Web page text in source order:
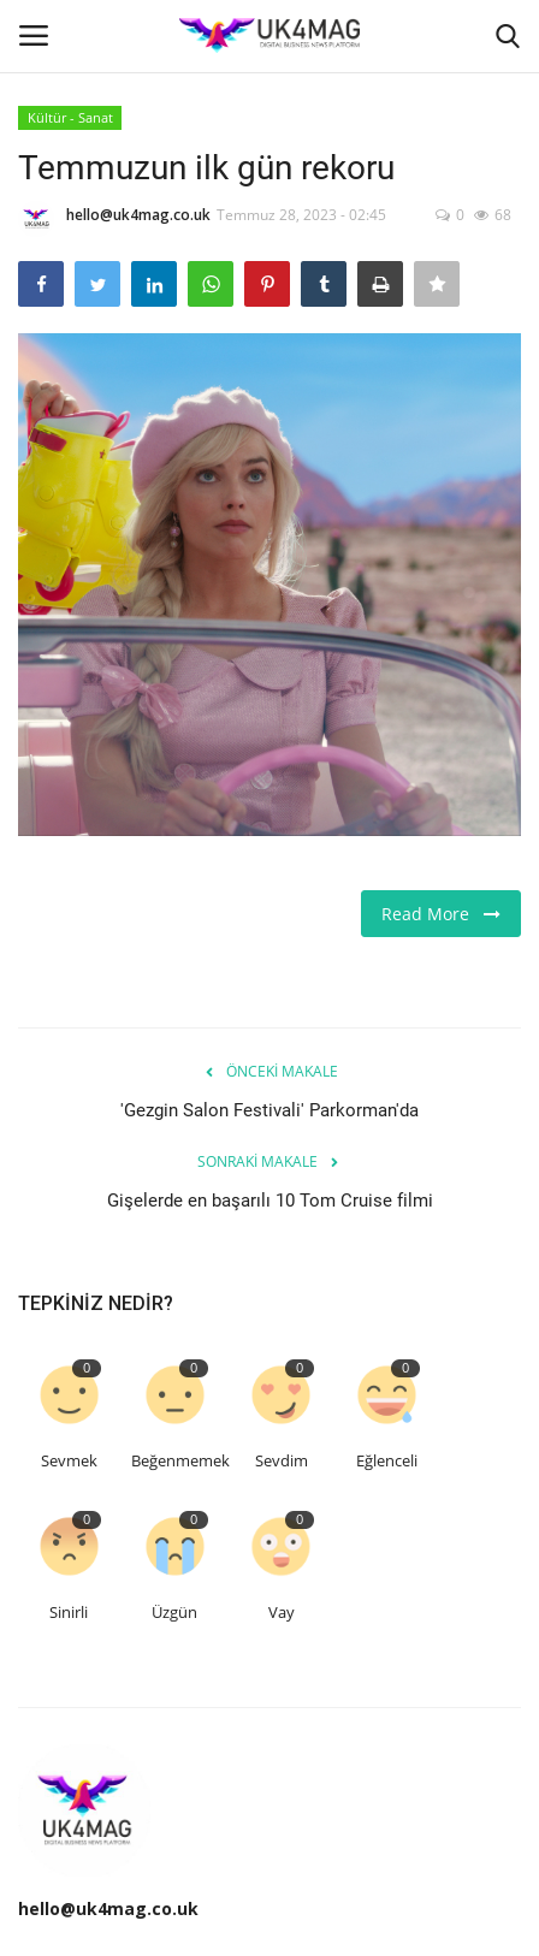
Ana Sayfa
TVNET
TOPLUM
İş Platformu
Londra
İş İlanları
Seri İlanlar
İngiltere
Videolar
İş & Ekonomi
Pazaryeri
Galeri
İletişim
Kültür - Sanat
Temmuzun ilk gün rekoru
hello@uk4mag.co.uk Temmuz 28, 2023 - 02:45 0 68
Read More
ÖNCEKI MAKALE
'Gezgin Salon Festivali' Parkorman'da
SONRAKI MAKALE
Gişelerde en başarılı 10 Tom Cruise filmi
TEPKINIZ NEDIR?
0
Sevmek
0
Beğenmemek
0
Sevdim
0
Eğlenceli
0
Sinirli
0
Üzgün
0
Vay
hello@uk4mag.co.uk